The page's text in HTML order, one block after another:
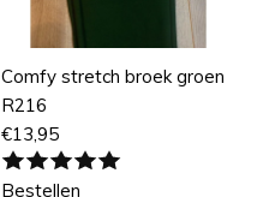
Comfy stretch broek groen
R216
€13,95
Bestellen